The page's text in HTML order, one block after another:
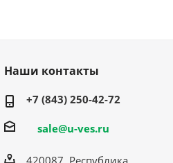
Наши контакты
+7 (843) 250-42-72
sale@u-ves.ru
420087, Республика